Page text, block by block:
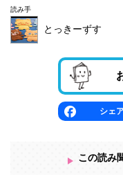
読み手
とっきーずす
シェ
この読み